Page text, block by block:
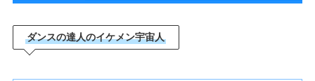
ダンスの達人のイケメン宇宙人